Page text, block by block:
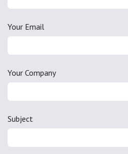
Your Email
Your Company
Subject